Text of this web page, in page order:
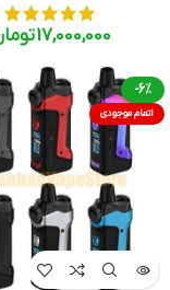
17,000,000
-6%
اتمام موجودی